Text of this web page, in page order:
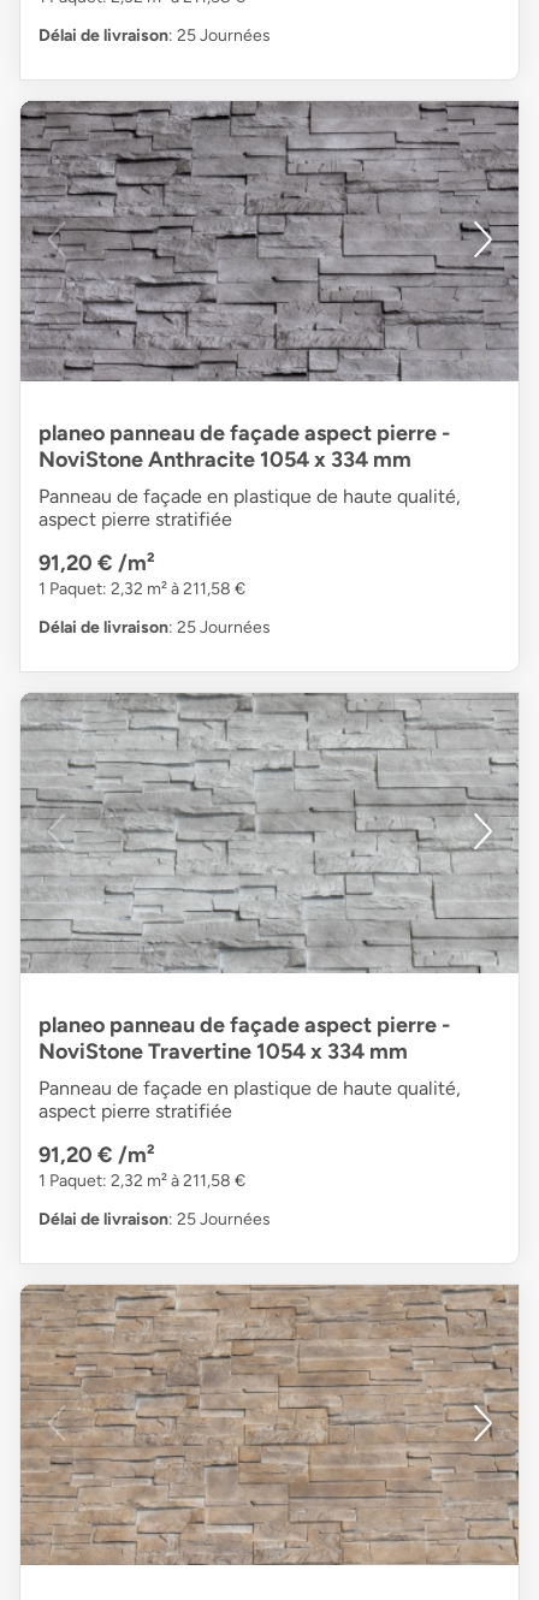
Délai de livraison: 25 Journées
planeo panneau de façade aspect pierre -
NoviStone Anthracite 1054 x 334 mm
Panneau de façade en plastique de haute qualité,
aspect pierre stratifiée
91,20 € /m²
1 Paquet: 2,32 m² à 211,58 €
Délai de livraison: 25 Journées
planeo panneau de façade aspect pierre -
NoviStone Travertine 1054 x 334 mm
Panneau de façade en plastique de haute qualité,
aspect pierre stratifiée
91,20 € /m²
1 Paquet: 2,32 m² à 211,58 €
Délai de livraison: 25 Journées